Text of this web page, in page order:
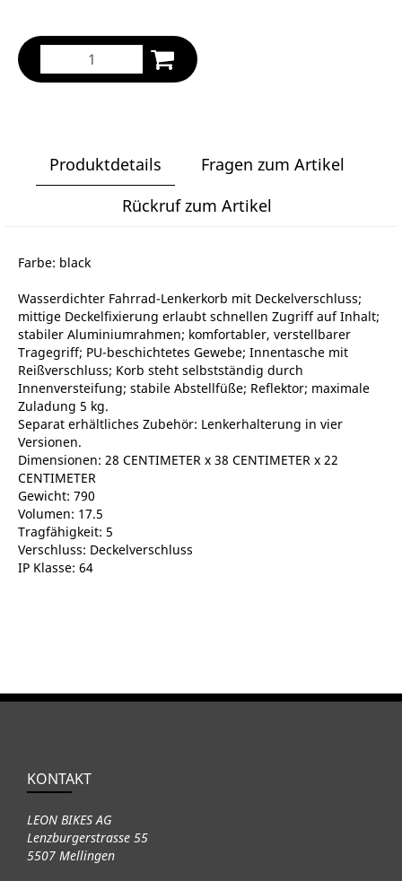
Produktdetails
Fragen zum Artikel
Rückruf zum Artikel
Farbe: black
Wasserdichter Fahrrad-Lenkerkorb mit Deckelverschluss;
mittige Deckelfixierung erlaubt schnellen Zugriff auf Inhalt;
stabiler Aluminiumrahmen; komfortabler, verstellbarer
Tragegriff; PU-beschichtetes Gewebe; Innentasche mit
Reißverschluss; Korb steht selbstständig durch
Innenversteifung; stabile Abstellfüße; Reflektor; maximale
Zuladung 5 kg.
Separat erhältliches Zubehör: Lenkerhalterung in vier
Versionen.
Dimensionen: 28 CENTIMETER x 38 CENTIMETER x 22
CENTIMETER
Gewicht: 790
Volumen: 17.5
Tragfähigkeit: 5
Verschluss: Deckelverschluss
IP Klasse: 64
KONTAKT
LEON BIKES AG
Lenzburgerstrasse 55
5507 Mellingen